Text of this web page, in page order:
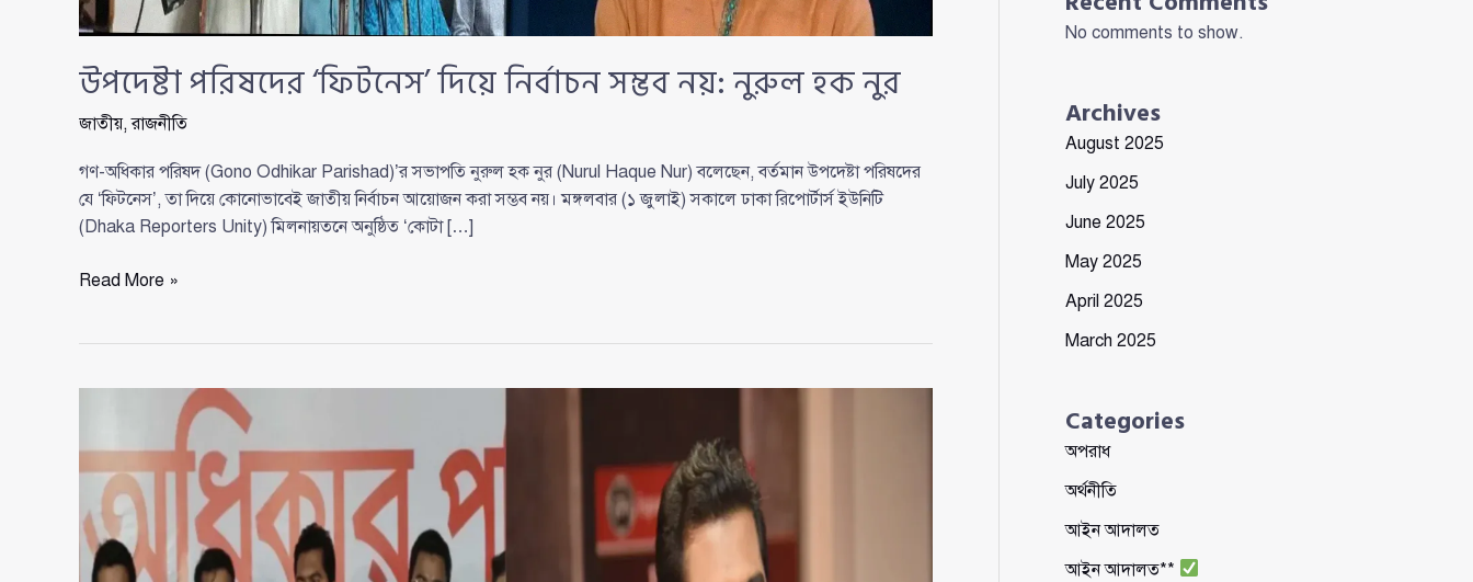
উপদেষ্টা পরিষদের ‘ফিটনেস’ দিয়ে নির্বাচন সম্ভব নয়: নুরুল হক নুর
জাতীয়,রাজনীতি
গণ-অধিকার পরিষদ (Gono Odhikar Parishad)’র সভাপতি নুরুল হক নুর (Nurul Haque Nur) বলেছেন, বর্তমান উপদেষ্টা পরিষদের
যে ‘ফিটনেস’, তা দিয়ে কোনোভাবেই জাতীয় নির্বাচন আয়োজন করা সম্ভব নয়। মঙ্গলবার (১ জুলাই) সকালে ঢাকা রিপোর্টার্স ইউনিটি
(Dhaka Reporters Unity) মিলনায়তনে অনুষ্ঠিত ‘কোটা […]
উপদেষ্টা
নির্বাচন
নুরুল
নুর
Read More »
No comments to show.
Archives
August 2025
July 2025
June 2025
May 2025
April 2025
March 2025
Categories
অপরাধ
অর্থনীতি
আইন আদালত
আইন আদালত**